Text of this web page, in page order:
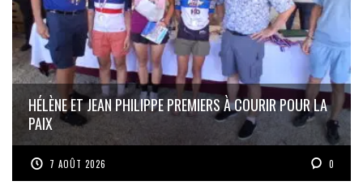
HÉLÈNE ET JEAN PHILIPPE PREMIERS À COURIR POUR LA
PAIX
7 AOÛT 2026 0